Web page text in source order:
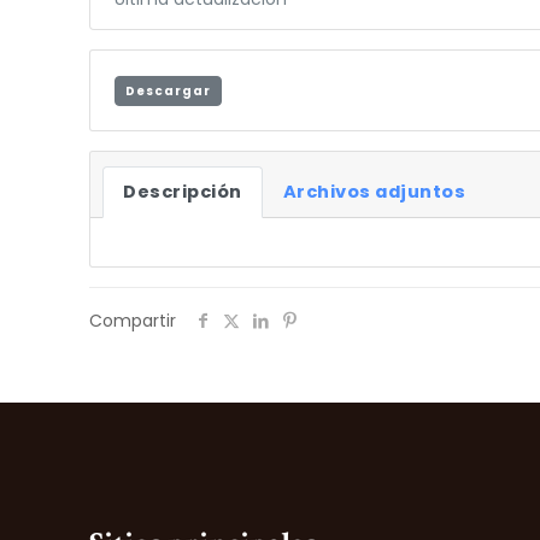
Descargar
Descripción Archivos adjuntos
Compartir